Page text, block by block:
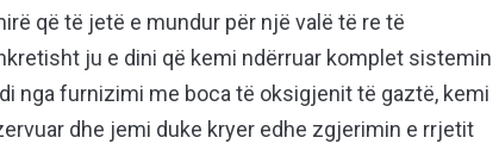
që të jetë e mundur për një valë të re të
ju e dini që kemi ndërruar komplet sistemin
nga furnizimi me boca të oksigjenit të gaztë, kemi
dhe jemi duke kryer edhe zgjerimin e rrjetit